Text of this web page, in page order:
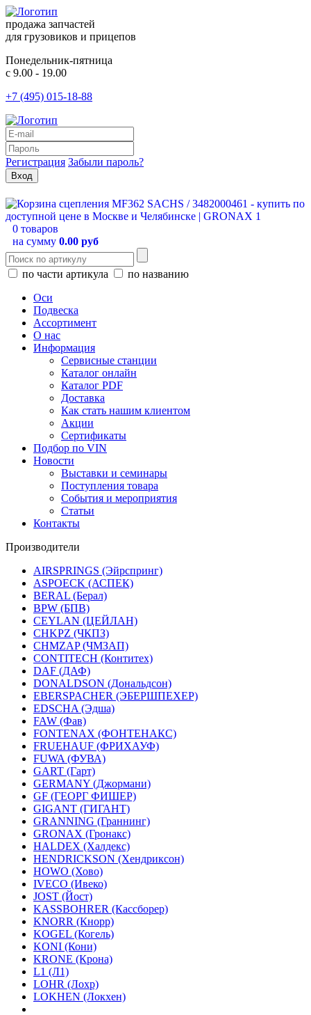
продажа запчастей
для грузовиков и прицепов
Понедельник-пятница
с 9.00 - 19.00
+7 (495) 015-18-88
Регистрация Забыли пароль?
0 товаров
на сумму 0.00 руб
по части артикула
по названию
Оси
Подвеска
Ассортимент
О нас
Информация
Сервисные станции
Каталог онлайн
Каталог PDF
Доставка
Как стать нашим клиентом
Акции
Сертификаты
Подбор по VIN
Новости
Выставки и семинары
Поступления товара
События и мероприятия
Статьи
Контакты
Производители
AIRSPRINGS (Эйрспринг)
ASPOECK (АСПЕК)
BERAL (Берал)
BPW (БПВ)
CEYLAN (ЦЕЙЛАН)
CHKPZ (ЧКПЗ)
CHMZAP (ЧМЗАП)
CONTITECH (Контитех)
DAF (ДАФ)
DONALDSON (Дональдсон)
EBERSPACHER (ЭБЕРШПЕХЕР)
EDSCHA (Эдша)
FAW (Фав)
FONTENAX (ФОНТЕНАКС)
FRUEHAUF (ФРИХАУФ)
FUWA (ФУВА)
GART (Гарт)
GERMANY (Джормани)
GF (ГЕОРГ ФИШЕР)
GIGANT (ГИГАНТ)
GRANNING (Граннинг)
GRONAX (Гронакс)
HALDEX (Халдекс)
HENDRICKSON (Хендриксон)
HOWO (Хово)
IVECO (Ивеко)
JOST (Йост)
KASSBOHRER (Касcборер)
KNORR (Кнорр)
KOGEL (Когель)
KONI (Кони)
KRONE (Крона)
L1 (Л1)
LOHR (Лохр)
LOKHEN (Локхен)